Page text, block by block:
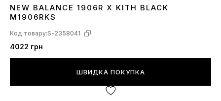
4041 424344
NEW BALANCE 1906R X KITH BLACK
M1906RKS
Код товару:S-2358041
4022 грн
ШВИДКА ПОКУПКА